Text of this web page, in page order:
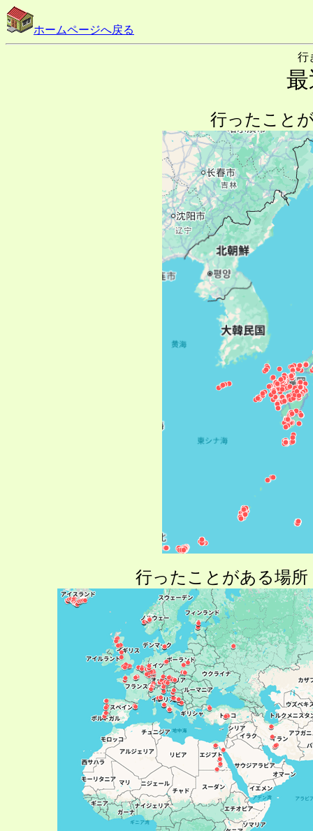
ホームページへ戻る
行
行ったこと
行ったことがある場